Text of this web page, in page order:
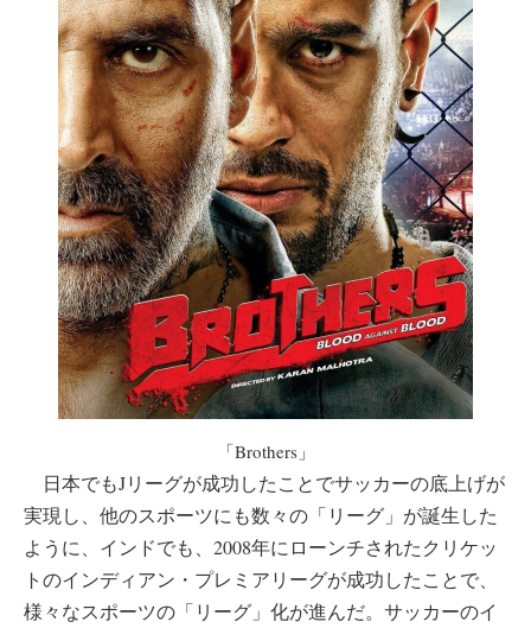
「Brothers」
日本でもJリーグが成功したことでサッカーの底上げが
実現し、他のスポーツにも数々の「リーグ」が誕生した
ように、インドでも、2008年にローンチされたクリケッ
トのインディアン・プレミアリーグが成功したことで、
様々なスポーツの「リーグ」化が進んだ。サッカーのイ